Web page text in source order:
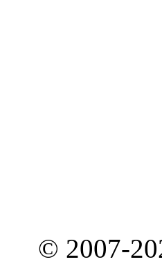
© 2007-